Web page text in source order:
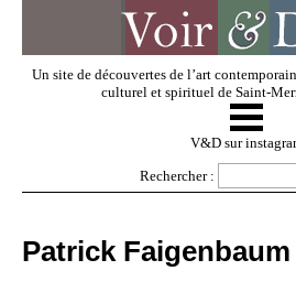
Un site de découvertes de l’art
culturel et spirituel de Saint-
V & D
☰
V&D sur
Rechercher :
Patrick Faigenbaum